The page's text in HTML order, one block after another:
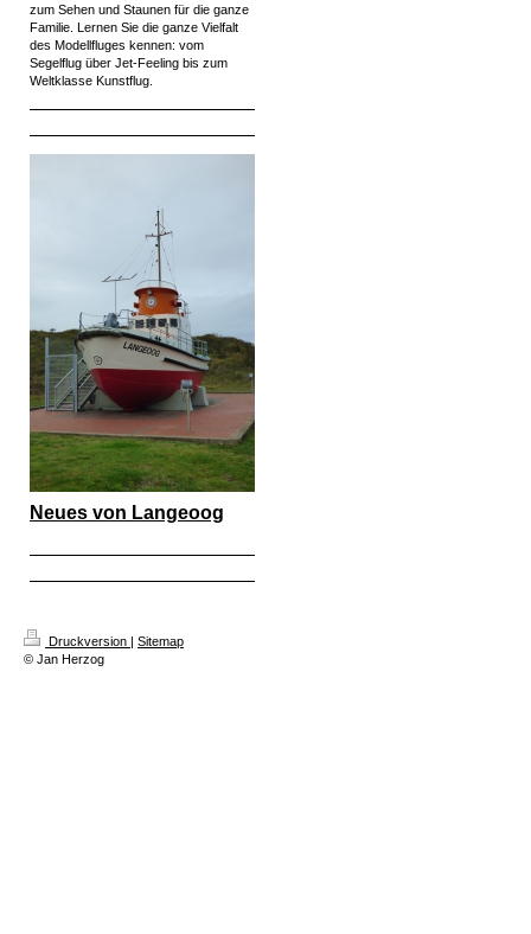
zum Sehen und Staunen für die ganze
Familie. Lernen Sie die ganze Vielfalt
des Modellfluges kennen: vom
Segelflug über Jet-Feeling bis zum
Weltklasse Kunstflug.
Neues von Langeoog
Druckversion | Sitemap
© Jan Herzog